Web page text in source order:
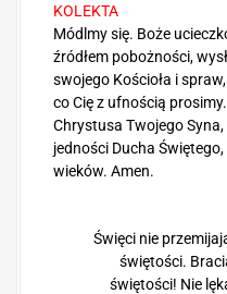
w
d
ź
w
i
ę
k
o
KOLEKTA
Módlmy się. Boże
źródłem pobożności,
swojego Kościoła i
co Cię z ufnością
Chrystusa Twojego
jedności Ducha
wieków. Amen.
Święci nie
świętości.
świętości! Nie